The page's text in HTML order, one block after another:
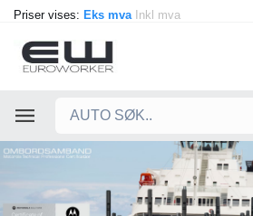
Priser vises: Eks mva Inkl mva